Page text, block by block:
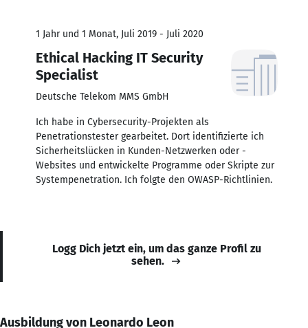
1 Jahr und 1 Monat, Juli 2019 - Juli 2020
Ethical Hacking IT Security
Specialist
Deutsche Telekom MMS GmbH
Ich habe in Cybersecurity-Projekten als
Penetrationstester gearbeitet. Dort identifizierte ich
Sicherheitslücken in Kunden-Netzwerken oder -
Websites und entwickelte Programme oder Skripte zur
Systempenetration. Ich folgte den OWASP-Richtlinien.
Logg Dich jetzt ein, um das ganze Profil zu
sehen.
Ausbildung von Leonardo Leon